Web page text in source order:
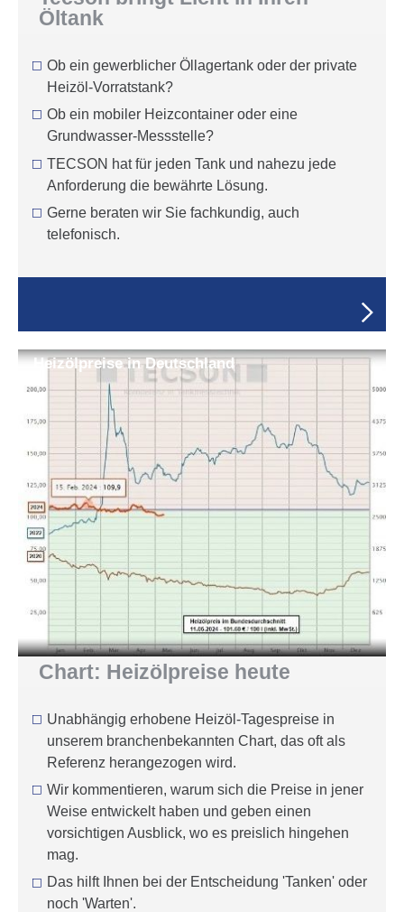
Öltank
Ob ein gewerblicher Öllagertank oder der private
Heizöl-Vorratstank?
Ob ein mobiler Heizcontainer oder eine
Grundwasser-Messstelle?
TECSON hat für jeden Tank und nahezu jede
Anforderung die bewährte Lösung.
Gerne beraten wir Sie fachkundig, auch
telefonisch.
Chart: Heiz­öl­preise heute
Unabhängig erhobene Heizöl-Tagespreise in
unserem branchen­bekannten Chart, das oft als
Referenz herangezogen wird.
Wir kommentieren, warum sich die Preise in jener
Weise entwickelt haben und geben einen
vorsichtigen Ausblick, wo es preislich hingehen
mag.
Das hilft Ihnen bei der Entscheidung 'Tanken' oder
noch 'Warten'.
Heiz­öl­preise in Deutsch­land